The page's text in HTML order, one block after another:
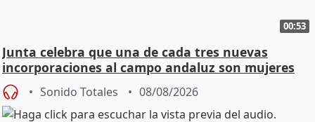
00:53
Junta celebra que una de cada tres nuevas
incorporaciones al campo andaluz son mujeres
jóvenes
Sonido Totales 08/08/2026